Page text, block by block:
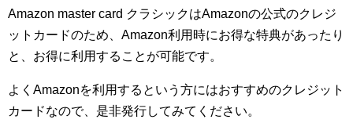
Amazon master card クラシックはAmazonの公式のクレジ
ットカードのため、Amazon利用時にお得な特典があったり
と、お得に利用することが可能です。
よくAmazonを利用するという方にはおすすめのクレジット
カードなので、是非発行してみてください。